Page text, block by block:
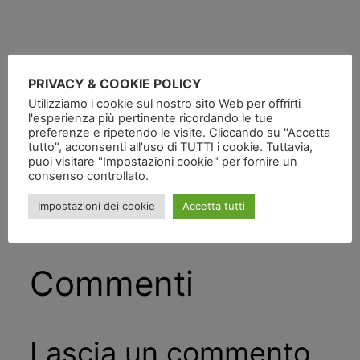
Pubblicatoin
da
Tag:
Commenti
Lascia un commento
PRIVACY & COOKIE POLICY
Utilizziamo i cookie sul nostro sito Web per offrirti
l'esperienza più pertinente ricordando le tue
preferenze e ripetendo le visite. Cliccando su "Accetta
tutto", acconsenti all'uso di TUTTI i cookie. Tuttavia,
puoi visitare "Impostazioni cookie" per fornire un
consenso controllato.
Impostazioni dei cookie Accetta tutti